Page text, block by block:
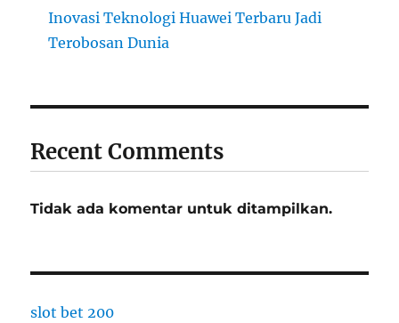
Inovasi Teknologi Huawei Terbaru Jadi
Terobosan Dunia
Recent Comments
Tidak ada komentar untuk ditampilkan.
slot bet 200